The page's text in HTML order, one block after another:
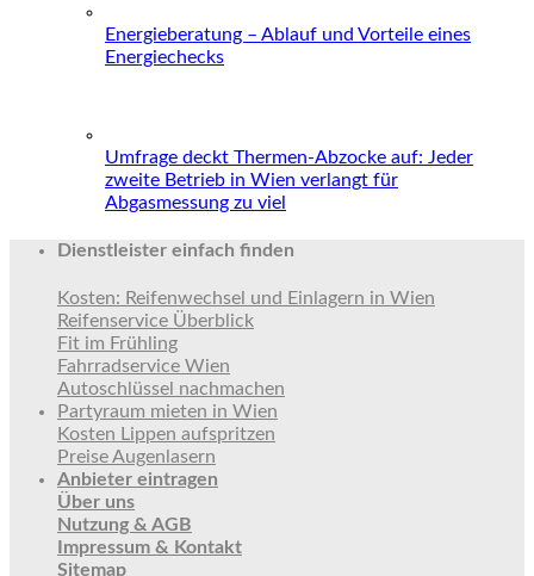
Energieberatung – Ablauf und Vorteile eines
Energiechecks
Umfrage deckt Thermen-Abzocke auf: Jeder
zweite Betrieb in Wien verlangt für
Abgasmessung zu viel
Dienstleister einfach finden
Kosten: Reifenwechsel und Einlagern in Wien
Reifenservice Überblick
Fit im Frühling
Fahrradservice Wien
Autoschlüssel nachmachen
Partyraum mieten in Wien
Kosten Lippen aufspritzen
Preise Augenlasern
Anbieter eintragen
Über uns
Nutzung & AGB
Impressum & Kontakt
Sitemap